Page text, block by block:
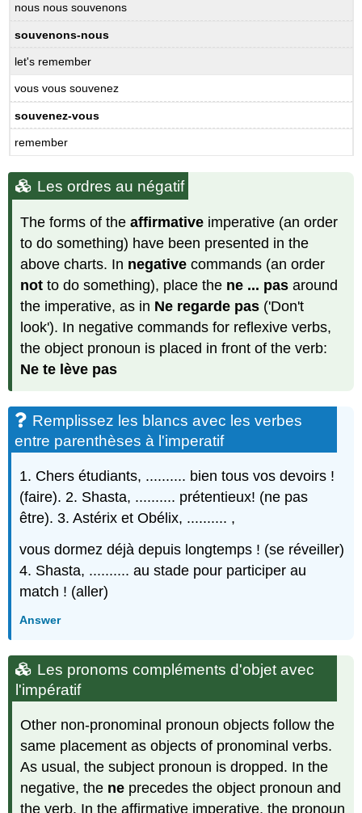
nous nous souvenons
souvenons-nous
let's remember
vous vous souvenez
souvenez-vous
remember
Les ordres au négatif
The forms of theaffirmative imperative (an order
to do something) have been presented in the
above charts. In negative commands (an order
not to do something), place the ne ... pas around
the imperative, as in Ne regarde pas ('Don't
look'). In negative commands for reflexive verbs,
the object pronoun is placed in front of the verb:
Ne te lève pas
Remplissez les blancs avec les verbes
entre parenthèses à l'imperatif
1. Chers étudiants, .......... bien tous vos devoirs !
(faire). 2. Shasta, .......... prétentieux! (ne pas
être). 3. Astérix et Obélix, .......... ,
vous dormez déjà depuis longtemps ! (se réveiller)
4. Shasta, .......... au stade pour participer au
match ! (aller)
Answer
Les pronoms compléments d'objet avec
l'impératif
Other non-pronominal pronoun objects follow the
same placement as objects of pronominal verbs.
As usual, the subject pronoun is dropped. In the
negative, the ne precedes the object pronoun and
the verb. In the affirmative imperative, the pronoun